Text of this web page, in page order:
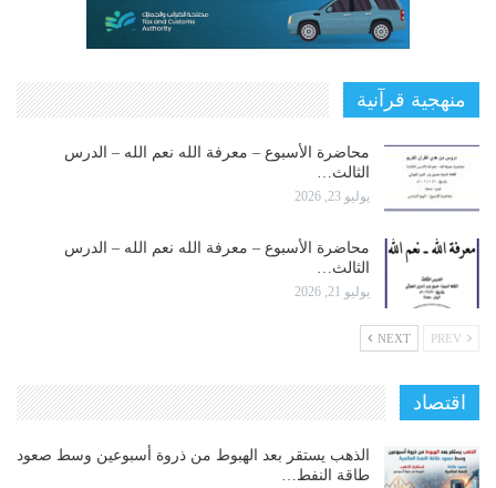
منهجية قرآنية
محاضرة الأسبوع – معرفة الله نعم الله – الدرس
الثالث…
يوليو 23, 2026
محاضرة الأسبوع – معرفة الله نعم الله – الدرس
الثالث…
يوليو 21, 2026
NEXT
اقتصاد
الذهب يستقر بعد الهبوط من ذروة أسبوعين وسط صعود
طاقة النفط…